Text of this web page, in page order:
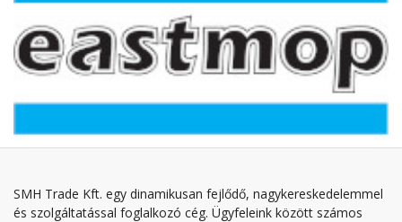
SMH Trade Kft. egy dinamikusan fejlődő, nagykereskedelemmel
és szolgáltatással foglalkozó cég. Ügyfeleink között számos